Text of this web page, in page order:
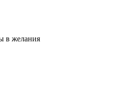
в желания